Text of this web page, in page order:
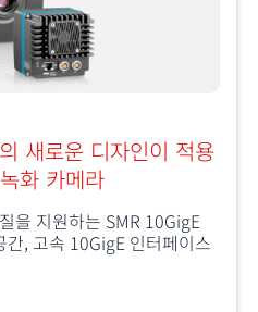
새로운 디자인이 적용
화 카메라
을 지원하는 SMR 10GigE
, 고속 10GigE 인터페이스